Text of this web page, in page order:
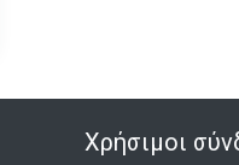
Χρήσιμοι